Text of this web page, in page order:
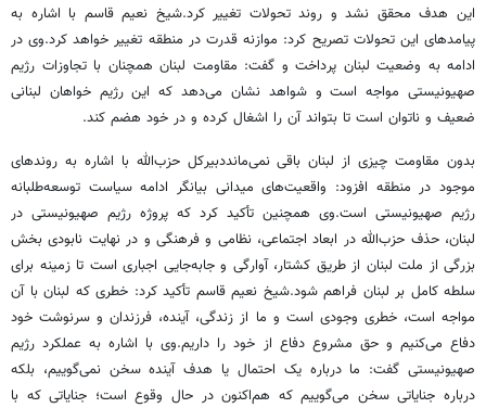
این هدف محقق نشد و روند تحولات تغییر کرد.شیخ نعیم قاسم با اشاره به
پیامدهای این تحولات تصریح کرد: موازنه قدرت در منطقه تغییر خواهد کرد.وی در
ادامه به وضعیت لبنان پرداخت و گفت: مقاومت لبنان همچنان با تجاوزات رژیم
صهیونیستی مواجه است و شواهد نشان می‌دهد که این رژیم خواهان لبنانی
ضعیف و ناتوان است تا بتواند آن را اشغال کرده و در خود هضم کند.
بدون مقاومت چیزی از لبنان باقی نمی‌مانددبیرکل حزب‌الله با اشاره به روندهای
موجود در منطقه افزود: واقعیت‌های میدانی بیانگر ادامه سیاست توسعه‌طلبانه
رژیم صهیونیستی است.وی همچنین تأکید کرد که پروژه رژیم صهیونیستی در
لبنان، حذف حزب‌الله در ابعاد اجتماعی، نظامی و فرهنگی و در نهایت نابودی بخش
بزرگی از ملت لبنان از طریق کشتار، آوارگی و جابه‌جایی اجباری است تا زمینه برای
سلطه کامل بر لبنان فراهم شود.شیخ نعیم قاسم تأکید کرد: خطری که لبنان با آن
مواجه است، خطری وجودی است و ما از زندگی، آینده، فرزندان و سرنوشت خود
دفاع می‌کنیم و حق مشروع دفاع از خود را داریم.وی با اشاره به عملکرد رژیم
صهیونیستی گفت: ما درباره یک احتمال یا هدف آینده سخن نمی‌گوییم، بلکه
درباره جنایاتی سخن می‌گوییم که هم‌اکنون در حال وقوع است؛ جنایاتی که با